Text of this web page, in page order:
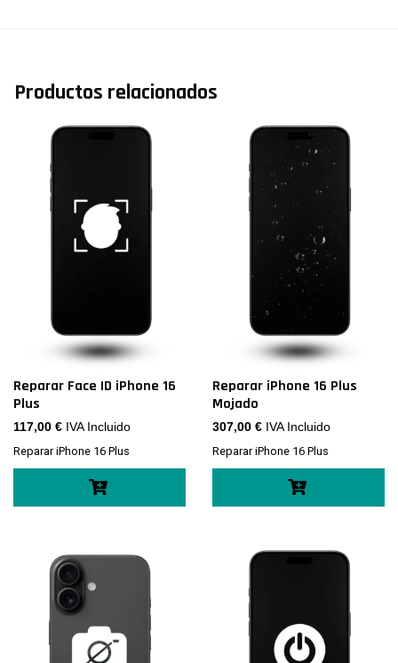
Productos relacionados
Reparar Face ID iPhone 16
Plus
117,00 € IVA Incluido
Reparar iPhone 16 Plus
Reparar iPhone 16 Plus
Mojado
307,00 € IVA Incluido
Reparar iPhone 16 Plus